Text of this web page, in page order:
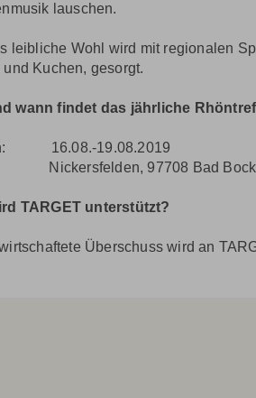
lauschen.
leibliche Wohl wird mit regionalen
und Kuchen, gesorgt.
wann findet das jährliche
16.08.-19.08.2019
97708 Bad
TARGET unterstützt?
Überschuss wird an